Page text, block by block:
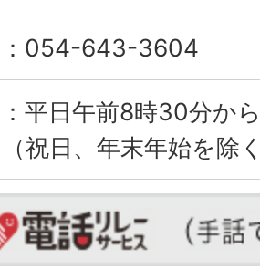
054-643-3604
平日午前8時30分か
（祝日、年末年始を除